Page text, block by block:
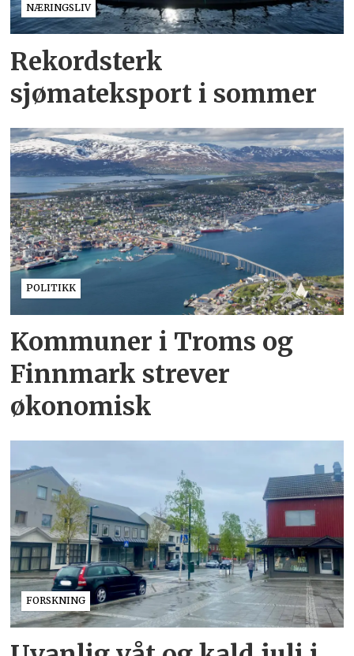
NÆRINGSLIV
Rekordsterk
sjømateksport i sommer
POLITIKK
Kommuner i Troms og
Finnmark strever
økonomisk
FORSKNING